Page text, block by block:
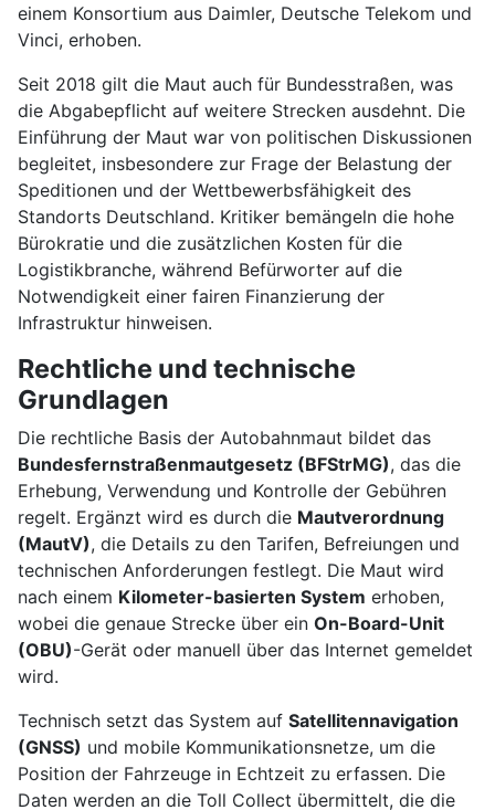
einem Konsortium aus Daimler, Deutsche Telekom und
Vinci, erhoben.
Seit 2018 gilt die Maut auch für Bundesstraßen, was
die Abgabepflicht auf weitere Strecken ausdehnt. Die
Einführung der Maut war von politischen Diskussionen
begleitet, insbesondere zur Frage der Belastung der
Speditionen und der Wettbewerbsfähigkeit des
Standorts Deutschland. Kritiker bemängeln die hohe
Bürokratie und die zusätzlichen Kosten für die
Logistikbranche, während Befürworter auf die
Notwendigkeit einer fairen Finanzierung der
Infrastruktur hinweisen.
Rechtliche und technische
Grundlagen
Die rechtliche Basis der Autobahnmaut bildet das
Bundesfernstraßenmautgesetz (BFStrMG), das die
Erhebung, Verwendung und Kontrolle der Gebühren
regelt. Ergänzt wird es durch die Mautverordnung
(MautV), die Details zu den Tarifen, Befreiungen und
technischen Anforderungen festlegt. Die Maut wird
nach einem Kilometer-basierten System erhoben,
wobei die genaue Strecke über ein On-Board-Unit
(OBU)-Gerät oder manuell über das Internet gemeldet
wird.
Technisch setzt das System auf Satellitennavigation
(GNSS) und mobile Kommunikationsnetze, um die
Position der Fahrzeuge in Echtzeit zu erfassen. Die
Daten werden an die Toll Collect übermittelt, die die